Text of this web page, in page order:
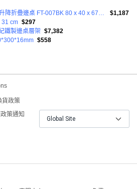
AOTTO 創意傢俱 多功能可升降折疊邊桌 FT-007BK 80 x 40 x 67~91cm
$1,187
31 cm $297
鐵製邊桌層架 $7,382
$558
貨政策
策通知
Global Site